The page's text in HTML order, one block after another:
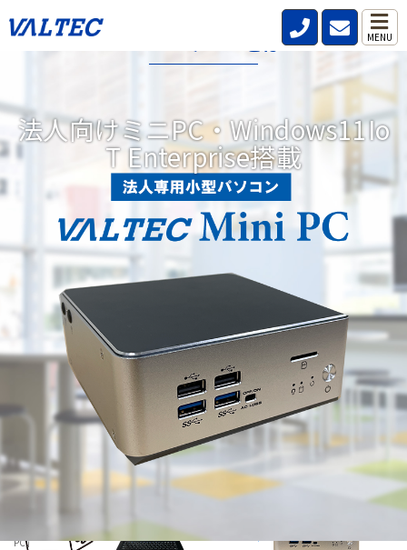
MENU
製品・サービス 法人向けPC・Windows11IoT Enterprise搭載「VALTEC Mini
PC」
法人向けミニPC・Windows11Io
T Enterprise搭載
VALTECミニPCとは?
データレス、パスワードレス、強固なセキュリティ機能を標準搭
載した小型パソコンです。
リモートワークが当たり前の時代にどこからでも安全、快適、効
率的な働き方を実現。DXにつながる3つの機能を備えています。